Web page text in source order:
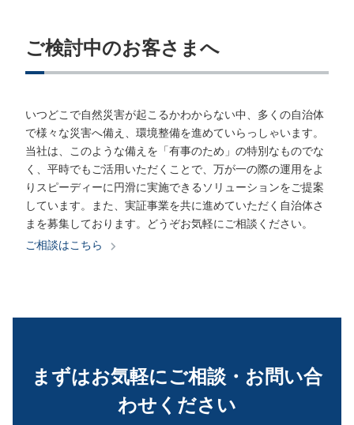
ご検討中のお客さまへ
いつどこで自然災害が起こるかわからない中、多くの自治体
で様々な災害へ備え、環境整備を進めていらっしゃいます。
当社は、このような備えを「有事のため」の特別なものでな
く、平時でもご活用いただくことで、万が一の際の運用をよ
りスピーディーに円滑に実施できるソリューションをご提案
しています。また、実証事業を共に進めていただく自治体さ
まを募集しております。どうぞお気軽にご相談ください。
ご相談はこちら
まずはお気軽にご相談・お問い合
わせください